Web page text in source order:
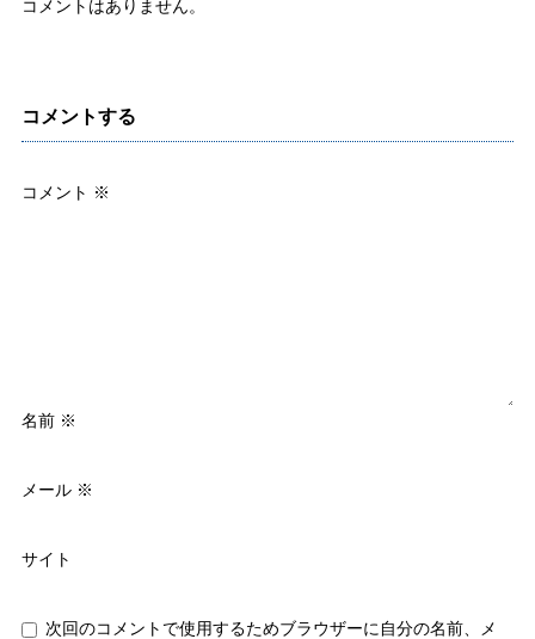
コメントはありません。
コメントする
コメント ※
名前 ※
メール ※
サイト
次回のコメントで使用するためブラウザーに自分の名前、メ